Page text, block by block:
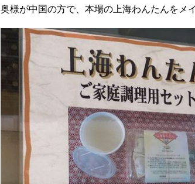
奥様が中国の方で、本場の上海わんたんをメ